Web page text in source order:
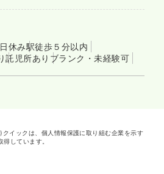
休み駅徒歩５分以内
託児所あり ブランク・未経験可
イックは、個人情報保護に取り組む企業を示す
しています。